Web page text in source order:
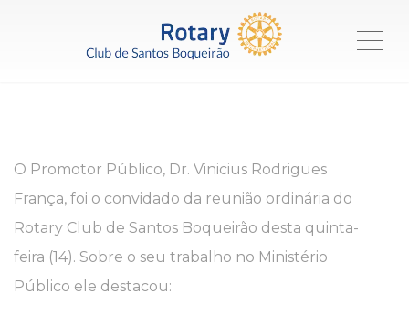
O Promotor Público, Dr. Vinicius Rodrigues
França, foi o convidado da reunião ordinária do
Rotary Club de Santos Boqueirão desta quinta-
feira (14). Sobre o seu trabalho no Ministério
Público ele destacou: